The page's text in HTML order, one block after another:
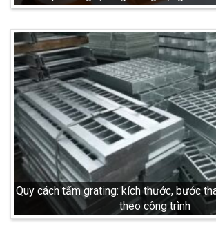
Quy cách tấm grating: kích thước, bước
theo công trình